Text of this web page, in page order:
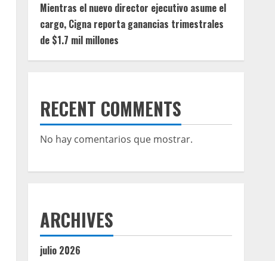
Mientras el nuevo director ejecutivo asume el
cargo, Cigna reporta ganancias trimestrales
de $1.7 mil millones
RECENT COMMENTS
No hay comentarios que mostrar.
ARCHIVES
julio 2026